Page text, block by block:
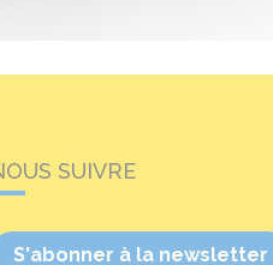
SUIVRE
S'abonner à la newsletter